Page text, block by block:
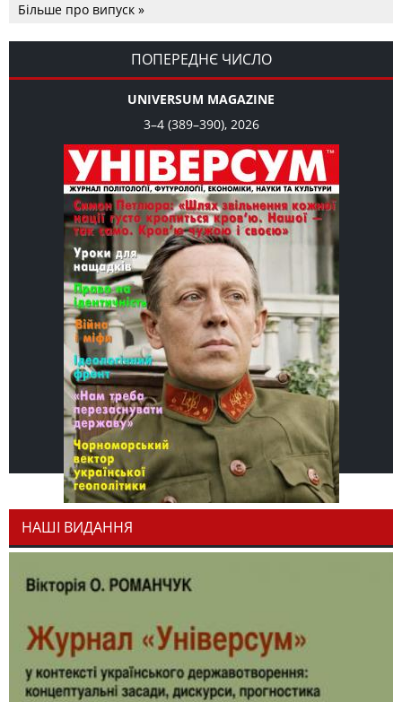
Романчука
Editorial Oleh K. Romanchuk Журавель і синиця як
уособлення української політстратегії й тактики
Більше про випуск »
ПОПЕРЕДНЄ ЧИСЛО
UNIVERSUM MAGAZINE
3–4 (389–390), 2026
НАШІ ВИДАННЯ